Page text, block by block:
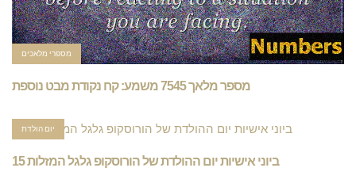
מספרי מלאכים
מספר מלאך 7545 משמע: קח נקודת מבט נוספת
יום הולדת
15 ביוני אישיות יום ההולדת של הורוסקופ גלגל המזלות